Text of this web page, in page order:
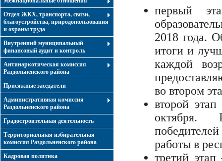
Отдел ЖКХ, транспорта, связи,
благоустройства, природопользования
и охраны труда
Внутренний муниципальный
финансовый аудит и контроль
Антинаркотическая комиссия
Раздольненского района
Присяжные заседатели
Административная комиссия
Раздольненского района
Градостроительная деятельность
Территориальная избирательная
комиссия Раздольненского района
Кадровая политика
первый
2018 года.
итоги и
каждой
во втором
второй
октября.
работы в
третий